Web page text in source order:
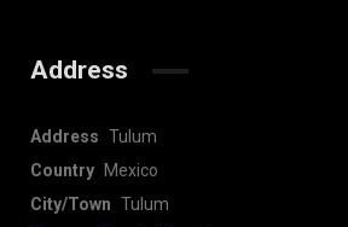
Address
Address Tulum
Country
Mexico
City/Town Tulum